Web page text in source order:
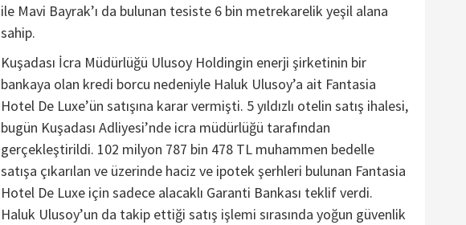
ile Mavi Bayrak’ı da bulunan tesiste 6 bin metrekarelik yeşil alana
sahip.
Kuşadası İcra Müdürlüğü Ulusoy Holdingin enerji şirketinin bir
bankaya olan kredi borcu nedeniyle Haluk Ulusoy’a ait Fantasia
Hotel De Luxe’ün satışına karar vermişti. 5 yıldızlı otelin satış ihalesi,
bugün Kuşadası Adliyesi’nde icra müdürlüğü tarafından
gerçekleştirildi. 102 milyon 787 bin 478 TL muhammen bedelle
satışa çıkarılan ve üzerinde haciz ve ipotek şerhleri bulunan Fantasia
Hotel De Luxe için sadece alacaklı Garanti Bankası teklif verdi.
Haluk Ulusoy’un da takip ettiği satış işlemi sırasında yoğun güvenlik